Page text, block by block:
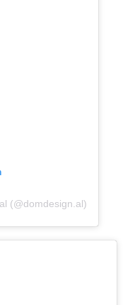
(@domdesign.al)